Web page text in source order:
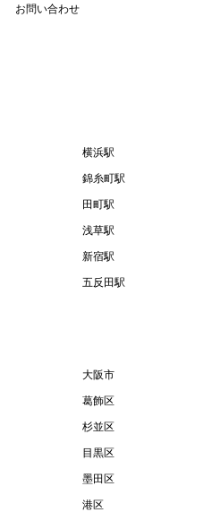
条に基づき会員登録が完了し
に当社が登録を求めた情報
す。
による本サービスの利用の促
します。
書を意味します。
定期建物賃貸借契約（以下
開始日のことで、利用者の
す。
することを意味します。
を予約するために必要な当社
情報や期間、オプション等
貸借契約締結後から契約期間
借契約を解除することを意
お問い合わせ
横浜駅
錦糸町駅
田町駅
浅草駅
新宿駅
五反田駅
大阪市
葛飾区
杉並区
目黒区
墨田区
港区